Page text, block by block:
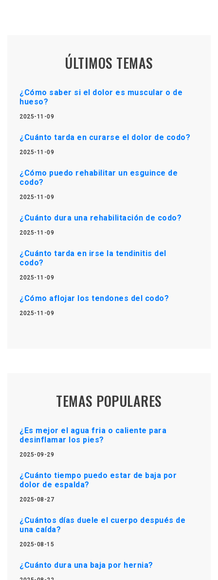
ÚLTIMOS TEMAS
¿Cómo saber si el dolor es muscular o de
hueso?
2025-11-09
¿Cuánto tarda en curarse el dolor de codo?
2025-11-09
¿Cómo puedo rehabilitar un esguince de
codo?
2025-11-09
¿Cuánto dura una rehabilitación de codo?
2025-11-09
¿Cuánto tarda en irse la tendinitis del
codo?
2025-11-09
¿Cómo aflojar los tendones del codo?
2025-11-09
TEMAS POPULARES
¿Es mejor el agua fria o caliente para
desinflamar los pies?
2025-09-29
¿Cuánto tiempo puedo estar de baja por
dolor de espalda?
2025-08-27
¿Cuántos días duele el cuerpo después de
una caída?
2025-08-15
¿Cuánto dura una baja por hernia?